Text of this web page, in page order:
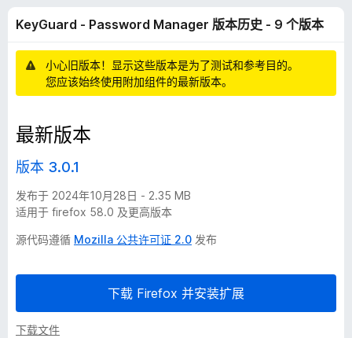
d
-
P
a
s
s
w
o
KeyGuard - Password Manager 版本历史 - 9 个版本
小心旧版本！显示这些版本是为了测试和参考目的。
您应该始终使用附加组件的最新版本。
最新版本
版本 3.0.1
发布于 2024年10月28日 - 2.35 MB
适用于 firefox 58.0 及更高版本
源代码遵循 Mozilla 公共许可证 2.0 发布
下载 Firefox 并安装扩展
下载文件